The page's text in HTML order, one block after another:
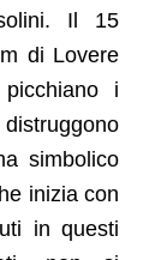
Il 15
di Lovere
i
simbolico
inizia con
in questi